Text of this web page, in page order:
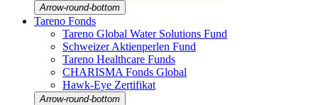
Arrow-round-bottom
Tareno Fonds
Tareno Global Water Solutions Fund
Schweizer Aktien­perlen Fund
Tareno Health­care Funds
CHARISMA Fonds Global
Hawk-Eye Zerti­fikat
Arrow-round-bottom